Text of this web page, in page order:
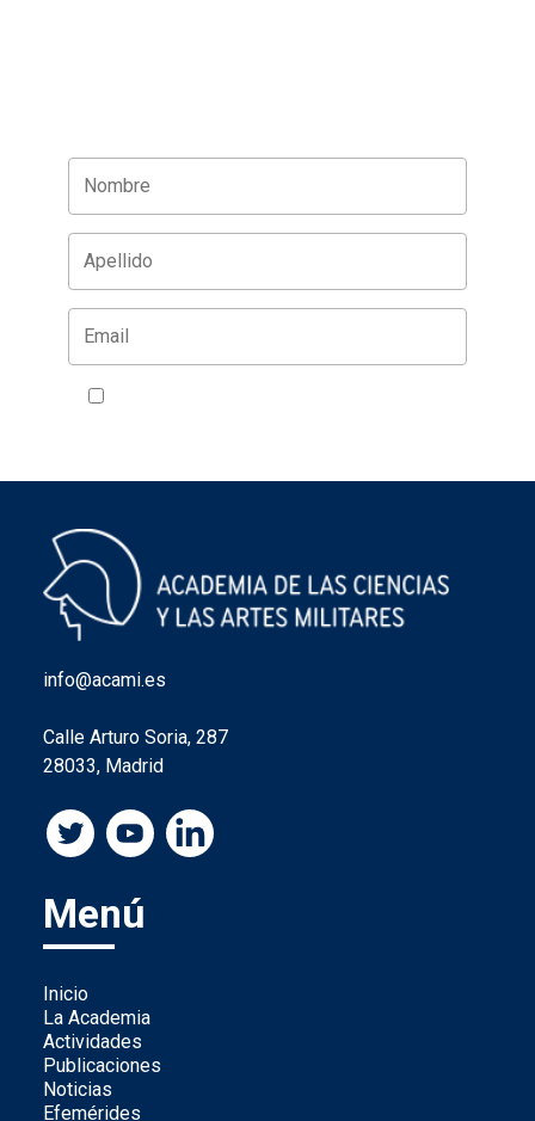
info@acami.es
Calle Arturo Soria, 287
28033, Madrid
Menú
Inicio
La Academia
Actividades
Publicaciones
Noticias
Efemérides